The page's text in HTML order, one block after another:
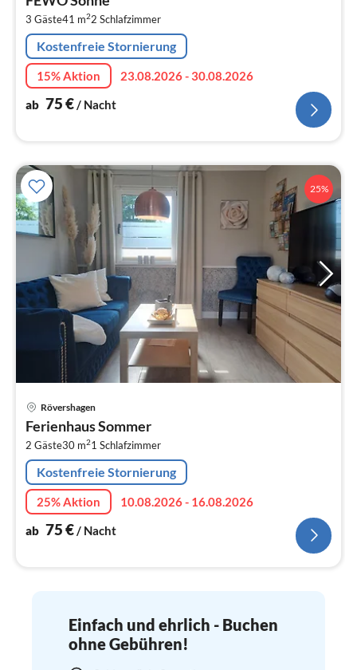
3 Gäste41 m22 Schlafzimmer
Kostenfreie Stornierung
15% Aktion
23.08.2026 - 30.08.2026
ab 75€/ Nacht
25%
Rövershagen
Ferienhaus Sommer
2 Gäste30 m21 Schlafzimmer
Kostenfreie Stornierung
25% Aktion
10.08.2026 - 16.08.2026
ab 75€/ Nacht
Einfach und ehrlich - Buchen
ohne Gebühren!